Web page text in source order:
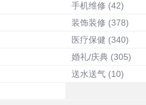
手机维修 (42)
装饰装修 (378)
医疗保健 (340)
婚礼/庆典 (305)
送水送气 (10)